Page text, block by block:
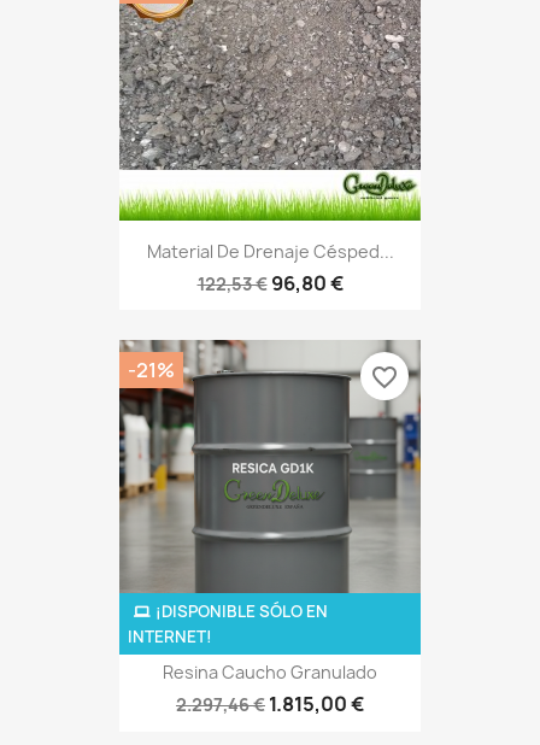
Material De Drenaje Césped...
122,53 € 96,80 €
Resina Caucho Granulado
2.297,46 € 1.815,00 €
¡DISPONIBLE SÓLO EN
INTERNET!
-21% favorite_border